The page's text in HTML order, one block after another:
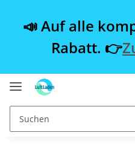
📣 Auf alle
Rabatt. 👉